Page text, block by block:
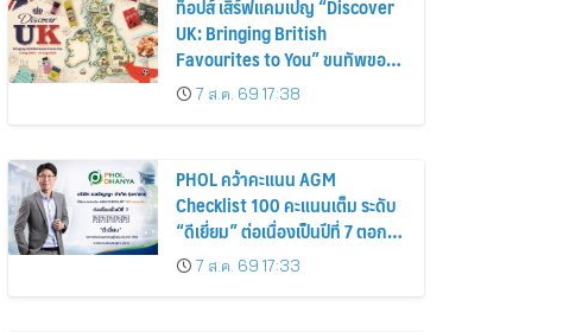
ท็อปส์ เสิร์ฟแคมเปญ “Discover
UK: Bringing British
Favourites to You” ขนทัพของ
อร่อยและไอเท็มฮิตจากสหราช
อาณาจักร ส่งตรงถึงมือตั้งแต่วัน
7 ส.ค. 69 17:38
PHOL คว้าคะแนน AGM
Checklist 100 คะแนนเต็ม ระดับ
“ดีเยี่ยม” ต่อเนื่องเป็นปีที่ 7 ตอกย้ำ
การดำเนินธุรกิจตามหลักธรรมาภิ
บาล โปร่งใส สร้างความเชื่อมั่นผู้
7 ส.ค. 69 17:33